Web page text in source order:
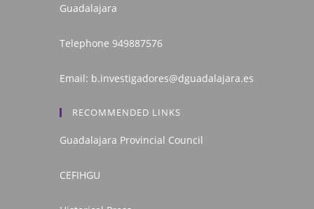
Guadalajara
Telephone 949887576
Email: b.investigadores@dguadalajara.es
RECOMMENDED LINKS
Guadalajara Provincial Council
CEFIHGU